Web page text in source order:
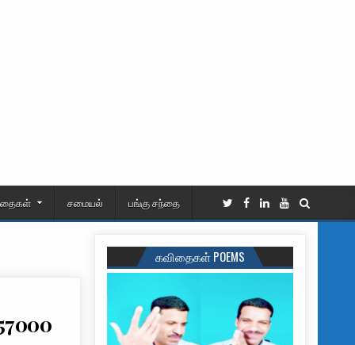
சமையல் பங்கு சந்தை
கவிதைகள் POEMS